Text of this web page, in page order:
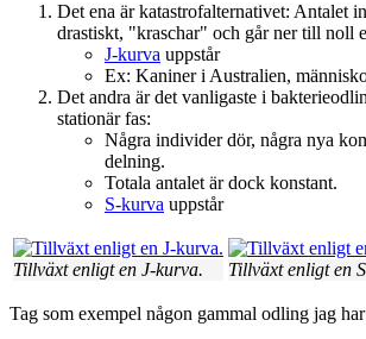
Det ena är katastrofalternativet: Antalet
drastiskt, "kraschar" och går ner till noll
J-kurva uppstår
Ex: Kaniner i Australien,
Det andra är det vanligaste i
stationär fas:
Några individer dör, några nya
delning.
Totala antalet är dock konstant.
S-kurva uppstår
Tillväxt enligt en J-kurva. Tillväxt enligt en
Tag som exempel någon gammal odling jag har